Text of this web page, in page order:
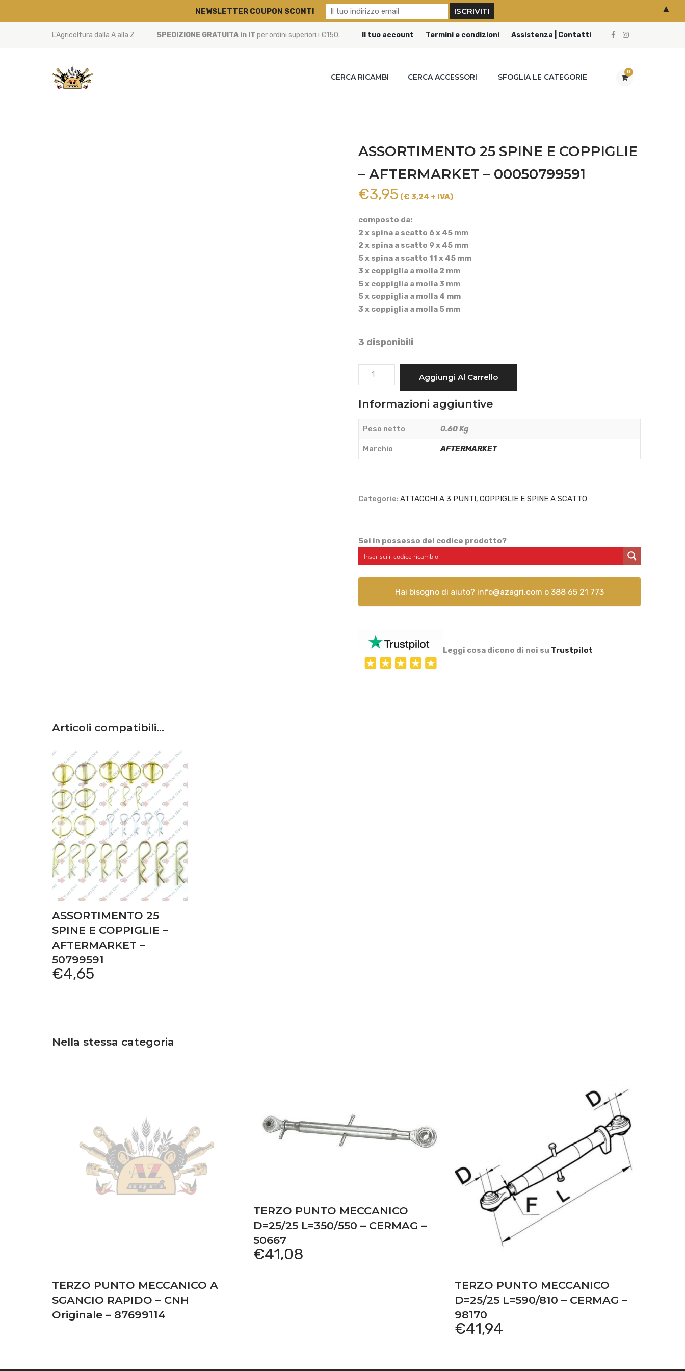
L'Agricoltura dalla A alla Z SPEDIZIONE GRATUITA in IT per ordini superiori i €150. Il tuo account Termini e condizioni Assistenza | Contatti
0
CERCA RICAMBI CERCA ACCESSORI SFOGLIA LE CATEGORIE
ASSORTIMENTO 25 SPINE E COPPIGLIE
– AFTERMARKET – 00050799591
€3,95 (€ 3,24 + IVA)
composto da:
2 x spina a scatto 6 x 45 mm
2 x spina a scatto 9 x 45 mm
5 x spina a scatto 11 x 45 mm
3 x coppiglia a molla 2 mm
5 x coppiglia a molla 3 mm
5 x coppiglia a molla 4 mm
3 x coppiglia a molla 5 mm
3 disponibili
ASSORTIMENTO
25
E
COPPIGLIE
AFTERMARKET
-
Aggiungi Al Carrello
Informazioni aggiuntive
Peso netto 0.60 Kg
Marchio AFTERMARKET
Categorie: ATTACCHI A 3 PUNTI, COPPIGLIE E SPINE A SCATTO
Sei in possesso del codice prodotto?
Hai bisogno di aiuto? info@azagri.com o 388 65 21 773
Leggi cosa dicono di noi su Trustpilot
Articoli compatibili…
ASSORTIMENTO 25
SPINE E COPPIGLIE –
AFTERMARKET –
50799591
€4,65
Nella stessa categoria
TERZO PUNTO MECCANICO A
SGANCIO RAPIDO – CNH
Originale – 87699114
TERZO PUNTO MECCANICO
D=25/25 L=350/550 – CERMAG –
50667
€41,08
TERZO PUNTO MECCANICO
D=25/25 L=590/810 – CERMAG –
98170
€41,94
NEWSLETTER COUPON SCONTI ▲